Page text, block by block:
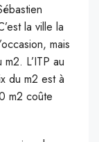
la ville la
mais
L’ITP au
du m2 est à
m2 coûte